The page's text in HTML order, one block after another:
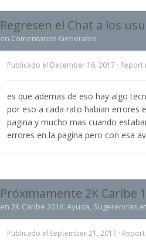
Regresen el Chat a los
en Comentarios Generales
Publicado el December 16, 2017 · Report
es que ademas de eso hay algo
por eso a cada rato habian errores
pagina y mucho mas cuando
errores en la pagina pero con esa
Próximamente 2K Caribe
en 2K Caribe 2016: Ayuda,
Publicado el September 21, 2017 ·